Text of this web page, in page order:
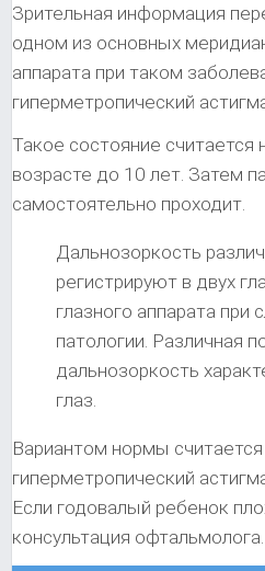
Зрительная информация
одном из основных
аппарата при таком
гиперметропический
Такое состояние считается
возрасте до 10 лет. Затем
самостоятельно проходит.
Дальнозоркость
регистрируют в двух
глазного аппарата
патологии. Различная
дальнозоркость
глаз.
Вариантом нормы
гиперметропический
Если годовалый ребенок
консультация офтальмолога.